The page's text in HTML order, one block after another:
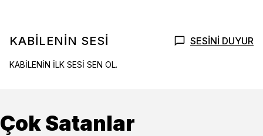
KABİLENİN SESİ SESİNİ DUYUR
KABİLENİN İLK SESİ SEN OL.
Çok Satanlar